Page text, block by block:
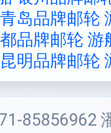
青岛品牌邮轮
品牌邮轮 游
昆明品牌邮轮
85856962